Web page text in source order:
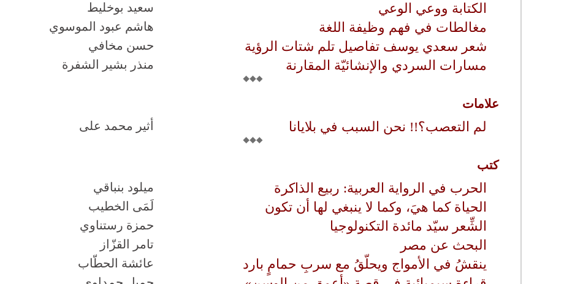
الكتابة ووعي الوعي سعيد بوخليط
مغالطات في فهم وظيفة اللغة هاشم عبود الموسوي
شعر سعدي يوسف تفاصيل تلم شتات الرؤية حسن مخافي
مسارات السردي والإنشائيّة المقارنة منذر بشير الشفرة
علامات
لم التعصب؟!! نحن السبب في بلايانا أثير محمد على
كتب
الحرب في الرواية العربية: ربيع الذاكرة ميلود بنباقي
الحياة كما هيَ، وكما لا ينبغي لها أن تكون لَمَى الخطيب
الشِّعر سيّد مائدة التكنولوجيا حمزة رستناوي
البحث عن مصر تامر القزّاز
ينقشُ في الأمواج ويحلّقُ مع سربِ حمامٍ بارد عائشة الحطّاب